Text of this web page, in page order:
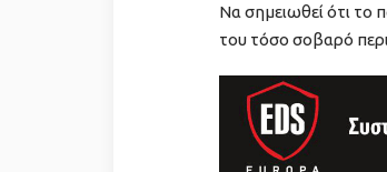
Nα σημειωθεί ότι το
του τόσο σοβαρό